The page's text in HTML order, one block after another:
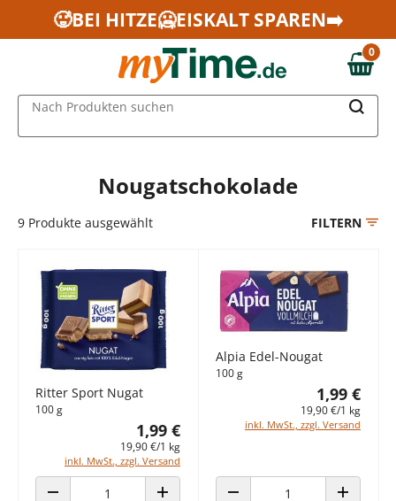
Zum Hauptinhalt springen
Zur Navigation springen
Zur Suche springen
🥵BEI HITZE🥶EISKALT SPAREN➡️
0,00 €
0
Nach Produkten suchen
Nougatschokolade
9 Produkte ausgewählt FILTERN
Ritter Sport Nugat
100 g
1,99 €
19,90 €/1 kg
inkl. MwSt., zzgl. Versand
Alpia Edel-Nougat
100 g
1,99 €
19,90 €/1 kg
inkl. MwSt., zzgl. Versand